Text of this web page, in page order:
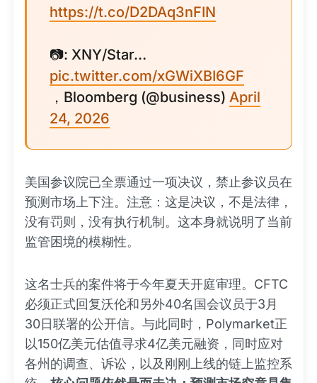
https://t.co/D2DAq3nFIN
📷: XNY/Star…
pic.twitter.com/xGWiXBI6GF
，Bloomberg (@business) April
24, 2026
美国参议院已全票通过一项决议，禁止参议员在
预测市场上下注。注意：这是决议，不是法律，
没有罚则，没有执行机制。这本身就说明了当前
监管困境的模糊性。
这名士兵的案件将于今年夏天开庭审理。CFTC
必须正式回复沃伦和另外40名国会议员于3月
30日联署的公开信。与此同时，Polymarket正
以150亿美元估值寻求4亿美元融资，同时应对
各州的调查、诉讼，以及刚刚上线的链上监控系